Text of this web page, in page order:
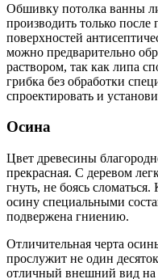
Обшивку потолка ванны
производить только после
поверхностей
можно предварительно
раствором, так как липа
грибка без обработки
спроектировать и
Осина
Цвет древесины
прекрасная. С деревом
гнуть, не боясь
осину специальными
подвержена гниению.
Отличительная черта
прослужит не один
отличный внешний вид